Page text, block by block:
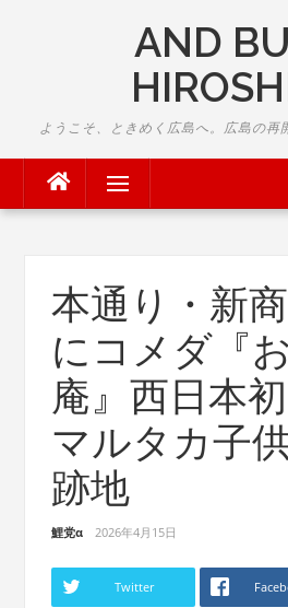
AND
ようこそ、ときめく広島へ。広島の再
Menu
本通り・新
にコメダ『
庵』西日本初
マルタカ子
跡地
鯉党α 2026年4月15日
Twitter